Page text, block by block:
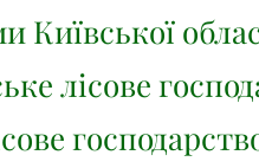
Київської
лісове